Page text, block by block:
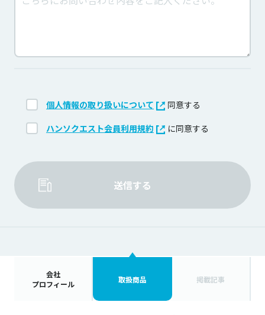
個人情報の取り扱いについて 同意する
ハンソクエスト会員利用規約 に同意する
送信する
会社
プロフィール
取扱商品 掲載記事